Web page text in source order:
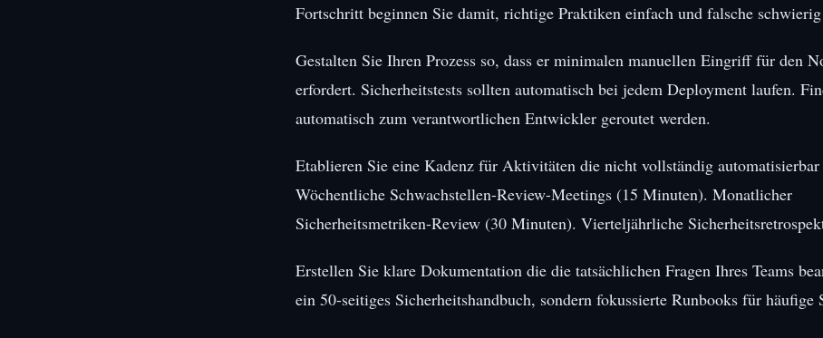
Fortschritt beginnen Sie damit, richtige Praktiken einfach und falsche
Gestalten Sie Ihren Prozess so, dass er minimalen manuellen Eingriff für den
erfordert. Sicherheitstests sollten automatisch bei jedem Deployment laufen.
automatisch zum verantwortlichen Entwickler geroutet werden.
Etablieren Sie eine Kadenz für Aktivitäten die nicht vollständig automatisierbar
Wöchentliche Schwachstellen-Review-Meetings (15 Minuten). Monatlicher
Sicherheitsmetriken-Review (30 Minuten). Vierteljährliche
Erstellen Sie klare Dokumentation die die tatsächlichen Fragen Ihres Teams
ein 50-seitiges Sicherheitshandbuch, sondern fokussierte Runbooks für häufige